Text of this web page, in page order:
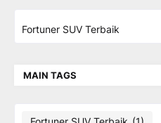
Fortuner SUV Terbaik
MAIN TAGS